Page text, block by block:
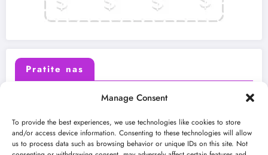
Manage Consent
To provide the best experiences, we use technologies like cookies to store
and/or access device information. Consenting to these technologies will allow
us to process data such as browsing behavior or unique IDs on this site. Not
Pratite nas
Instagram Youtube